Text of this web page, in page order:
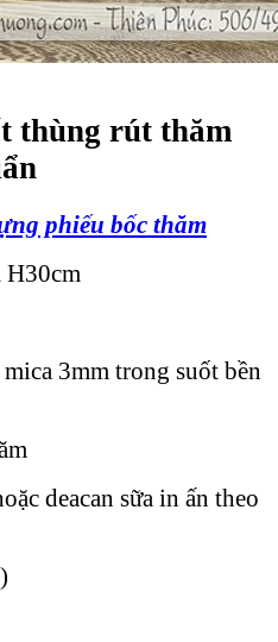
thùng rút thăm
phiếu bốc thăm
3mm trong suốt bền
deacan sữa in ấn theo